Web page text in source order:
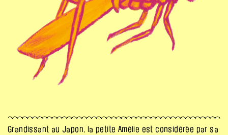
Grandissant au Japon, la petite Amélie est considérée par sa